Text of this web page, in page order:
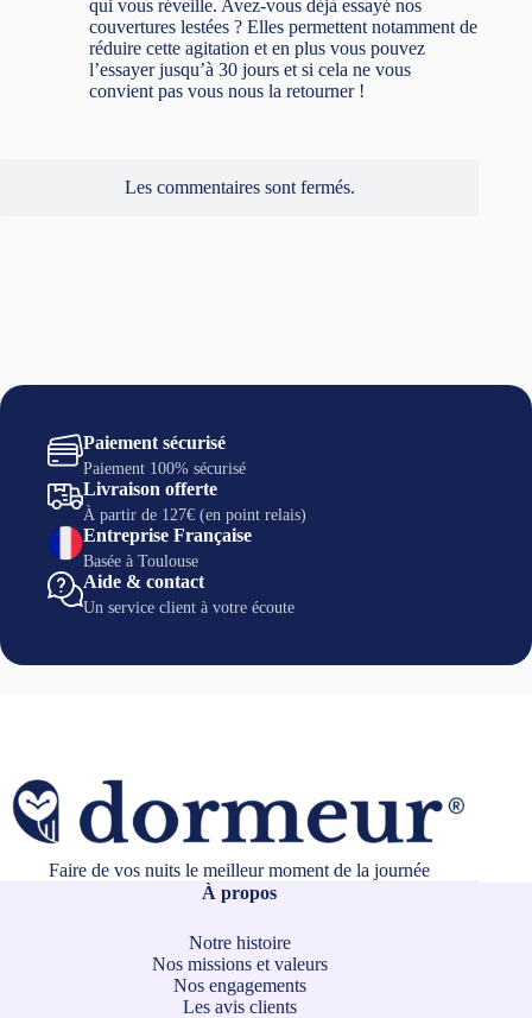
qui vous réveille. Avez-vous déjà essayé nos
couvertures lestées ? Elles permettent notamment de
réduire cette agitation et en plus vous pouvez
l’essayer jusqu’à 30 jours et si cela ne vous
convient pas vous nous la retourner !
Les commentaires sont fermés.
Paiement sécurisé
Paiement 100% sécurisé
Livraison offerte
À partir de 127€ (en point relais)
Entreprise Française
Basée à Toulouse
Aide & contact
Un service client à votre écoute
Faire de vos nuits le meilleur moment de la journée
À propos
Notre histoire
Nos missions et valeurs
Nos engagements
Les avis clients